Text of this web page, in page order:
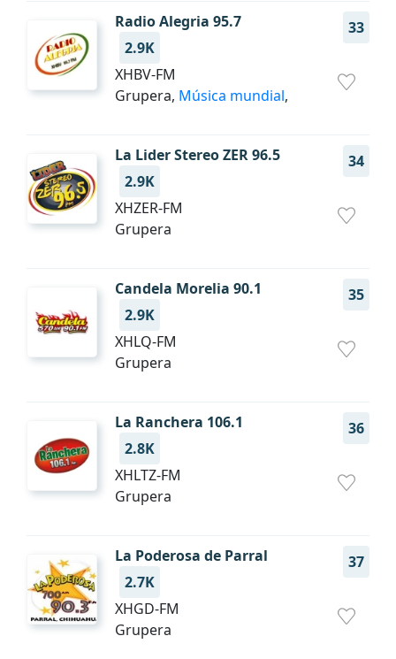
Radio Alegria 95.7
33
2.9K
XHBV-FM
Grupera, Música mundial,
La Lider Stereo ZER 96.5
34
2.9K
XHZER-FM
Grupera
Candela Morelia 90.1
35
2.9K
XHLQ-FM
Grupera
La Ranchera 106.1
36
2.8K
XHLTZ-FM
Grupera
La Poderosa de Parral
37
2.7K
XHGD-FM
Grupera